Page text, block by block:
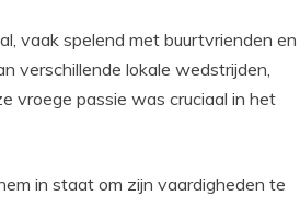
vaak spelend met buurtvrienden en
verschillende lokale wedstrijden,
vroege passie was cruciaal in het
in staat om zijn vaardigheden te